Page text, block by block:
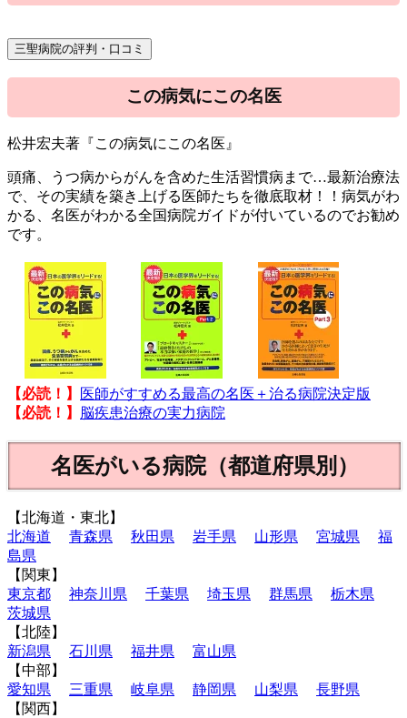
この病気にこの名医
松井宏夫著『この病気にこの名医』
頭痛、うつ病からがんを含めた生活習慣病まで…最新治療法
で、その実績を築き上げる医師たちを徹底取材！！病気がわ
かる、名医がわかる全国病院ガイドが付いているのでお勧め
です。
【必読！】
医師がすすめる最高の名医＋治る病院決定版
【必読！】
脳疾患治療の実力病院
名医がいる病院（都道府県別）
【北海道・東北】
北海道
青森県 秋田県 岩手県 山形県 宮城県
福
島県
【関東】
東京都
神奈川県 千葉県 埼玉県 群馬県
栃木県
茨城県
【北陸】
新潟県
石川県 福井県
富山県
【中部】
愛知県
三重県 岐阜県 静岡県 山梨県
長野県
【関西】